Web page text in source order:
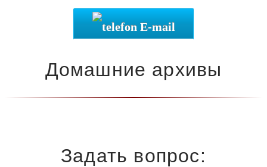
E-mail
Домашние архивы
Задать вопрос: